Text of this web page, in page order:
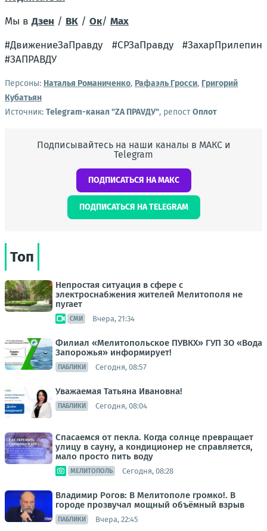
Мы вДзен / ВК / Ок/ Мах
#ДвижениеЗаПравду #СРЗаПравду #ЗахарПрилепин
#ЗАПРАВДУ
Персоны: Наталья Романиченко, Рафаэль Гросси, Григорий
Кубатьян
Источник: Telegram-канал "ZА ПРАVДУ", репостОплот
Подписывайтесь на наши каналы в МАКС и
Telegram
ПОДПИСАТЬСЯ НА МАКС
ПОДПИСАТЬСЯ НА TELEGRAM
Топ
Непростая ситуация в сфере с
электроснабжения жителей Мелитополя не
пугает
СМИ Вчера, 21:34
Филиал «Мелитопольское ПУВКХ» ГУП ЗО «Вода
Запорожья» информирует!
ПАБЛИКИ Сегодня, 08:57
Уважаемая Татьяна Ивановна!
ПАБЛИКИ Сегодня, 08:04
Спасаемся от пекла. Когда солнце превращает
улицу в сауну, а кондиционер не справляется,
мало просто пить воду
МЕЛИТОПОЛЬ Сегодня, 08:28
Владимир Рогов: В Мелитополе громко!. В
городе прозвучал мощный объёмный взрыв
ПАБЛИКИ Вчера, 22:45